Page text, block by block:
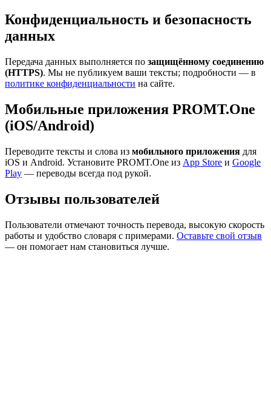
Конфиденциальность и безопасность
данных
Передача данных выполняется по защищённому соединению
(HTTPS). Мы не публикуем ваши тексты; подробности — в
политике конфиденциальности на сайте.
Мобильные приложения PROMT.One
(iOS/Android)
Переводите тексты и слова из мобильного приложения для
iOS и Android. Установите PROMT.One из App Store и Google
Play — переводы всегда под рукой.
Отзывы пользователей
Пользователи отмечают точность перевода, высокую скорость
работы и удобство словаря с примерами. Оставьте свой отзыв
— он помогает нам становиться лучше.